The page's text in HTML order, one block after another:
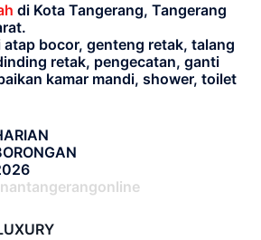
di Kota Tangerang, Tangerang
atap bocor, genteng retak, talang
retak, pengecatan, ganti
kamar mandi, shower, toilet